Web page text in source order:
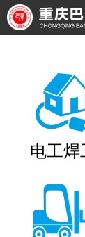
电工焊